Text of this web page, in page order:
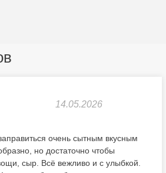
14.05.2026
очень сытным вкусным
но достаточно чтобы
сыр. Всё вежливо и с улыбкой.